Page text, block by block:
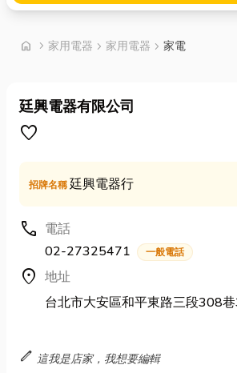
home chevron_right 首頁
家用電器 chevron_right 家用電器 chevron_right 家電
廷興電器有限公司
favorite
招牌名稱廷興電器行
call 電話
02-27325471
一般電話
location_on 地址
台北市大安區和平東路三段308
edit 這我是店家，我想要編輯